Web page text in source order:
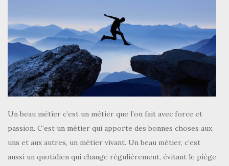
Un beau métier c’est un métier que l’on fait avec force et
passion. C’est un métier qui apporte des bonnes choses aux
uns et aux autres, un métier vivant. Un beau métier, c’est
aussi un quotidien qui change régulièrement, évitant le piège